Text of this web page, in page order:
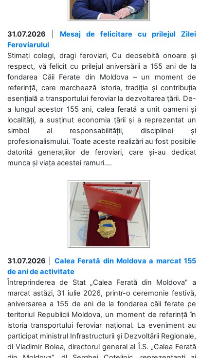
31.07.2026
Mesaj de felicitare cu prilejul Zilei
Feroviarului
Stimați colegi, dragi feroviari, Cu deosebită onoare și
respect, vă felicit cu prilejul aniversării a 155 ani de la
fondarea Căii Ferate din Moldova – un moment de
referință, care marchează istoria, tradiția și contribuția
esențială a transportului feroviar la dezvoltarea țării. De-
a lungul acestor 155 ani, calea ferată a unit oameni și
localități, a susținut economia țării și a reprezentat un
simbol al responsabilității, disciplinei și
profesionalismului. Toate aceste realizări au fost posibile
datorită generațiilor de feroviari, care și-au dedicat
munca și viața acestei ramuri....
31.07.2026
Calea Ferată din Moldova a marcat 155
de ani de activitate
Întreprinderea de Stat „Calea Ferată din Moldova” a
marcat astăzi, 31 iulie 2026, printr-o ceremonie festivă,
aniversarea a 155 de ani de la fondarea căii ferate pe
teritoriul Republicii Moldova, un moment de referință în
istoria transportului feroviar național. La eveniment au
participat ministrul Infrastructurii și Dezvoltării Regionale,
dl Vladimir Bolea, directorul general al Î.S. „Calea Ferată